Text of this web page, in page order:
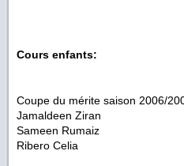
Cours enfants:
Coupe du mérite saison 2006/
Jamaldeen Ziran
Sameen Rumaiz
Ribero Celia